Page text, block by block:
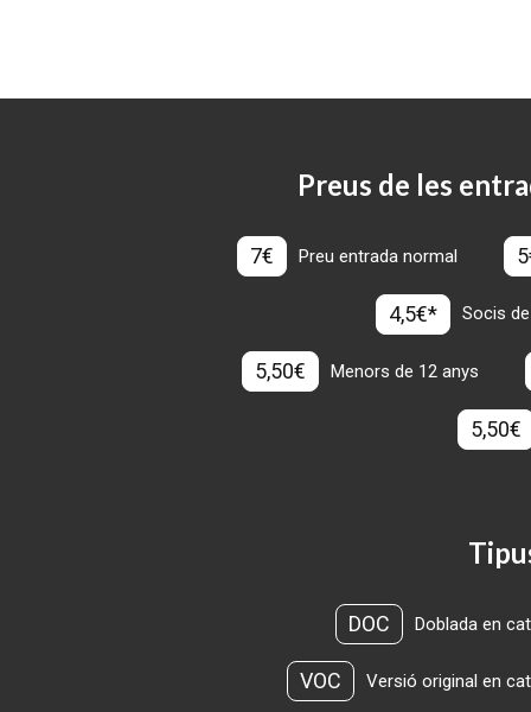
Preus de les
7€ Preu entrada normal
4,5€* Socis
5,50€ Menors de 12 anys
5,50€
DOC Doblada en
VOC Versió original en